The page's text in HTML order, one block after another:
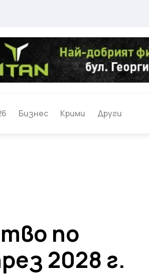
Бизнес Крими Други
по
2028 г.